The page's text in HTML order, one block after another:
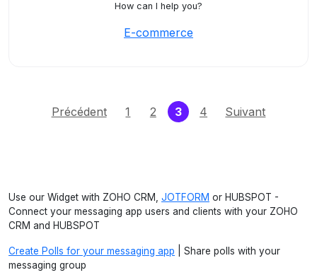
How can I help you?
E-commerce
Précédent 1 2 3(current)
4 Suivant
Use our Widget with ZOHO CRM, JOTFORM or HUBSPOT -
Connect your messaging app users and clients with your ZOHO
CRM and HUBSPOT
Create Polls for your messaging app | Share polls with your
messaging group